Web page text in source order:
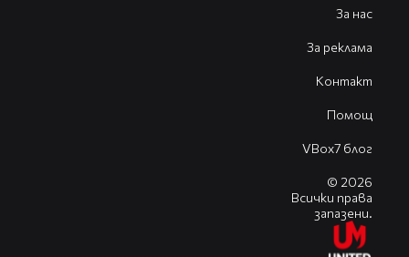
За нас
За реклама
Контакт
Помощ
VBox7 блог
© 2026
Всички права
запазени.